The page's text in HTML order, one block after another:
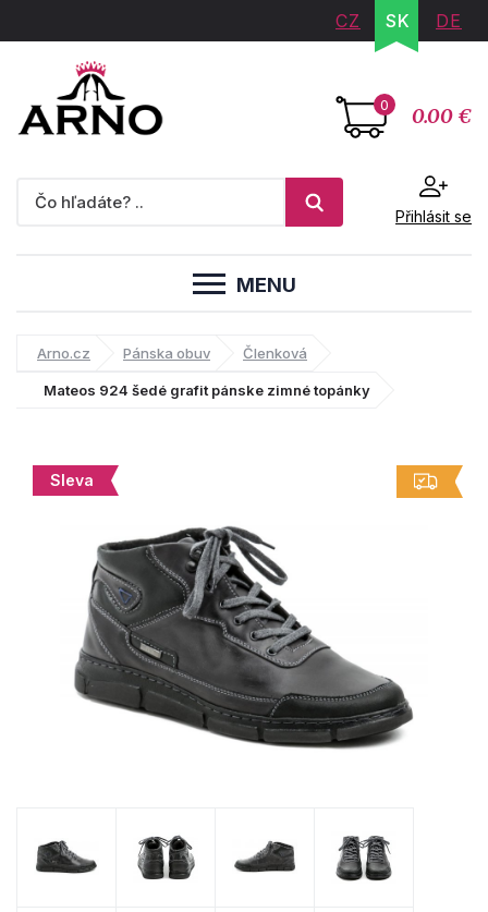
CZ SK DE
0 0.00 €
Přihlásit se
MENU
Arno.cz Pánska obuv Členková
Mateos 924 šedé grafit pánske zimné topánky
Sleva